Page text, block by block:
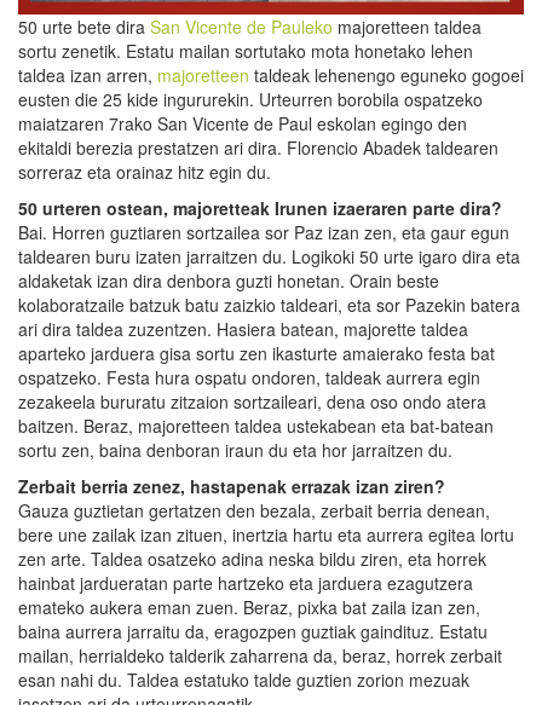
50 urte bete dira San Vicente de Pauleko majoretteen taldea
sortu zenetik. Estatu mailan sortutako mota honetako lehen
taldea izan arren, majoretteen taldeak lehenengo eguneko gogoei
eusten die 25 kide ingururekin. Urteurren borobila ospatzeko
maiatzaren 7rako San Vicente de Paul eskolan egingo den
ekitaldi berezia prestatzen ari dira. Florencio Abadek taldearen
sorreraz eta orainaz hitz egin du.
50 urteren ostean, majoretteak Irunen izaeraren parte dira?
Bai. Horren guztiaren sortzailea sor Paz izan zen, eta gaur egun
taldearen buru izaten jarraitzen du. Logikoki 50 urte igaro dira eta
aldaketak izan dira denbora guzti honetan. Orain beste
kolaboratzaile batzuk batu zaizkio taldeari, eta sor Pazekin batera
ari dira taldea zuzentzen. Hasiera batean, majorette taldea
aparteko jarduera gisa sortu zen ikasturte amaierako festa bat
ospatzeko. Festa hura ospatu ondoren, taldeak aurrera egin
zezakeela bururatu zitzaion sortzaileari, dena oso ondo atera
baitzen. Beraz, majoretteen taldea ustekabean eta bat-batean
sortu zen, baina denboran iraun du eta hor jarraitzen du.
Zerbait berria zenez, hastapenak errazak izan ziren?
Gauza guztietan gertatzen den bezala, zerbait berria denean,
bere une zailak izan zituen, inertzia hartu eta aurrera egitea lortu
zen arte. Taldea osatzeko adina neska bildu ziren, eta horrek
hainbat jardueratan parte hartzeko eta jarduera ezagutzera
emateko aukera eman zuen. Beraz, pixka bat zaila izan zen,
baina aurrera jarraitu da, eragozpen guztiak gaindituz. Estatu
mailan, herrialdeko talderik zaharrena da, beraz, horrek zerbait
esan nahi du. Taldea estatuko talde guztien zorion mezuak